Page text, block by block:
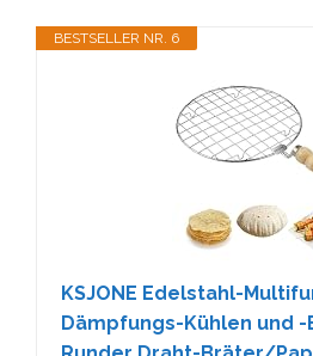
BESTSELLER NR. 6
KSJONE Edelstahl-
Dämpfungs-Kühlen und